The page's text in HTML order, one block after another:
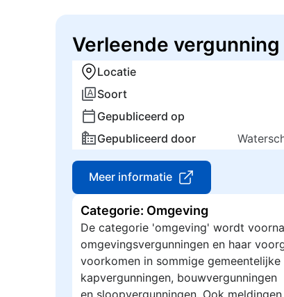
Verleende
Locatie
Soort
Gepubliceerd op
Gepubliceerd door
Meer informatie
Categorie: Omgeving
De categorie 'omgeving' wordt
omgevingsvergunningen en haar
voorkomen in sommige
kapvergunningen, bouwvergunningen
en sloopvergunningen. Ook